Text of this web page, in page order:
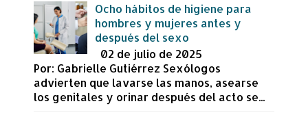
Ocho hábitos de higiene para
hombres y mujeres antes y
después del sexo
02 de julio de 2025
Por: Gabrielle Gutiérrez Sexólogos
advierten que lavarse las manos, asearse
los genitales y orinar después del acto se...